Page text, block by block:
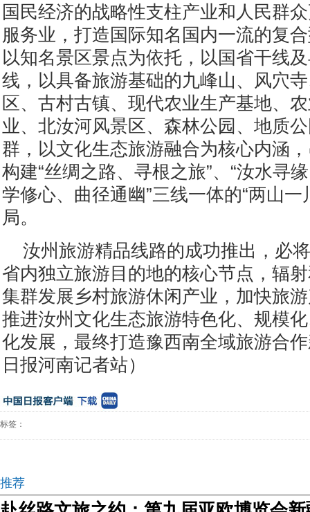
国民经济的战略性支柱产业和人民群
服务业，打造国际知名国内一流的复
以知名景区景点为依托，以国省干线
线，以具备旅游基础的九峰山、风穴
区、古村古镇、现代农业生产基地、
业、北汝河风景区、森林公园、地质
群，以文化生态旅游融合为核心内涵
构建“丝绸之路、寻根之旅”、“汝水寻
学修心、曲径通幽”三线一体的“两山一
局。
汝州旅游精品线路的成功推出，必
省内独立旅游目的地的核心节点，辐
集群发展乡村旅游休闲产业，加快旅
推进汝州文化生态旅游特色化、规模
化发展，最终打造豫西南全域旅游合
日报河南记者站）
标签：
推荐